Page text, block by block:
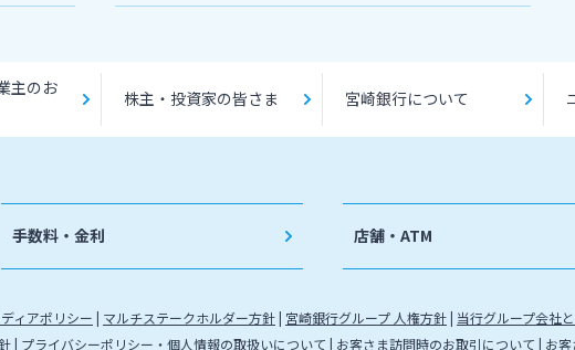
主のお
株主・投資家の皆さま 宮崎銀行について
手数料・金利 店舗・ATM
ィアポリシー マルチステークホルダー方針 宮崎銀行グループ 人権方針 当行グループ会社
プライバシーポリシー・個人情報の取扱いについて お客さま訪問時のお取引について お